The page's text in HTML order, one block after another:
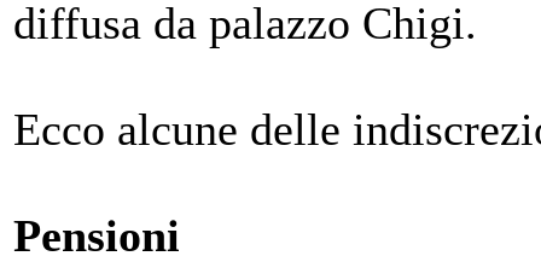
diffusa da palazzo Chigi.
Ecco alcune delle
Pensioni